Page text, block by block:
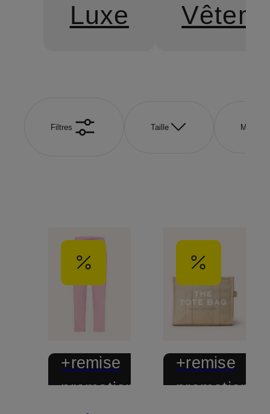
Luxe
Filtres Taille Marque
+remise
promotionnelle
+remise